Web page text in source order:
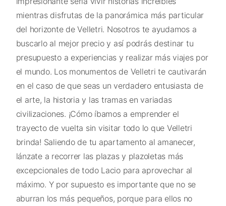
mientras disfrutas de la panorámica más particular
del horizonte de Velletri. Nosotros te ayudamos a
buscarlo al mejor precio y así podrás destinar tu
presupuesto a experiencias y realizar más viajes por
el mundo. Los monumentos de Velletri te cautivarán
en el caso de que seas un verdadero entusiasta de
el arte, la historia y las tramas en variadas
civilizaciones. ¡Cómo íbamos a emprender el
trayecto de vuelta sin visitar todo lo que Velletri
brinda! Saliendo de tu apartamento al amanecer,
lánzate a recorrer las plazas y plazoletas más
excepcionales de todo Lacio para aprovechar al
máximo. Y por supuesto es importante que no se
aburran los más pequeños, porque para ellos no